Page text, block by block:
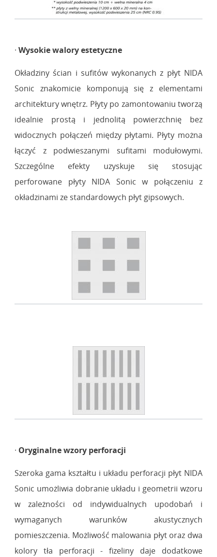
· Wysokie walory estetyczne
Okładziny ścian i sufitów wykonanych z płyt NIDA
Sonic znakomicie komponują się z elementami
architektury wnętrz. Płyty po zamontowaniu tworzą
idealnie prostą i jednolitą powierzchnię bez
widocznych połączeń między płytami. Płyty można
łączyć z podwieszanymi sufitami modułowymi.
Szczególne efekty uzyskuje się stosując
perforowane płyty NIDA Sonic w połączeniu z
okładzinami ze standardowych płyt gipsowych.
· Oryginalne wzory perforacji
Szeroka gama kształtu i układu perforacji płyt NIDA
Sonic umożliwia dobranie układu i geometrii wzoru
w zależności od indywidualnych upodobań i
wymaganych warunków akustycznych
pomieszczenia. Możliwość malowania płyt oraz dwa
kolory tła perforacji - fizeliny daje dodatkowe